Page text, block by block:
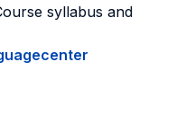
syllabus and